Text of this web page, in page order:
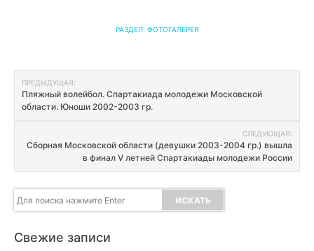
РАЗДЕЛ: ФОТОГАЛЕРЕЯ
Навигация
по
ПРЕДЫДУЩАЯ:
Пляжный волейбол. Спартакиада молодежи Московской
области. Юноши 2002-2003 гр.
СЛЕДУЮЩАЯ:
Сборная Московской области (девушки 2003-2004 гр.) вышла
в финал V летней Спартакиады молодежи России
Свежие записи